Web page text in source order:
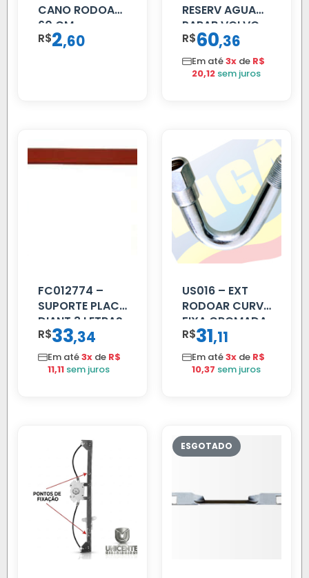
CANO RODOAR
60 CM
R$2,60
RESERV AGUA
PARAB VOLVO
EDC
R$60,36
Em até3x de R$
20,12 sem juros
FC012774 –
SUPORTE PLACA
DIANT 3 LETRAS
REFORCADO
R$33,34
Em até3x de R$
11,11 sem juros
US016 – EXT
RODOAR CURVA
FIXA CROMADA
R$31,11
Em até3x de R$
10,37 sem juros